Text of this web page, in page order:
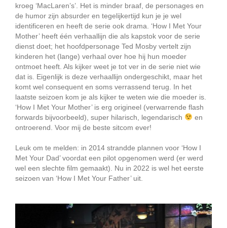
kroeg ‘MacLaren’s’. Het is minder braaf, de personages en
de humor zijn absurder en tegelijkertijd kun je je wel
identificeren en heeft de serie ook drama. ‘How I Met Your
Mother’ heeft één verhaallijn die als kapstok voor de serie
dienst doet; het hoofdpersonage Ted Mosby vertelt zijn
kinderen het (lange) verhaal over hoe hij hun moeder
ontmoet heeft. Als kijker weet je tot ver in de serie niet wie
dat is. Eigenlijk is deze verhaallijn ondergeschikt, maar het
komt wel consequent en soms verrassend terug. In het
laatste seizoen kom je als kijker te weten wie die moeder is.
‘How I Met Your Mother’ is erg origineel (verwarrende flash
forwards bijvoorbeeld), super hilarisch, legendarisch
en
ontroerend. Voor mij de beste sitcom ever!
Leuk om te melden: in 2014 strandde plannen voor ‘How I
Met Your Dad’ voordat een pilot opgenomen werd (er werd
wel een slechte film gemaakt). Nu in 2022 is wel het eerste
seizoen van ‘How I Met Your Father’ uit.